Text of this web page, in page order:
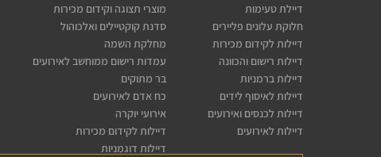
דיילת טעימות
חלוקת עלונים פליירים
דיילות לקידום מכירות
דיילות רישום והכוונה
דיילות ברמניות
דיילות לאיסוף לידים
דיילות לכנסים ואירועים
דיילות לאירועים
מוצרי תצוגה וקידום מכירות
סדנת קוקטיילים ואלכוהול
מחלקת השמה
עמדות רישום ממוחשב לאירועים
בר מתוקים
כח אדם לאירועים
אירועי יוקרה
דיילות לקידום מכירות
דיילות דוגמניות